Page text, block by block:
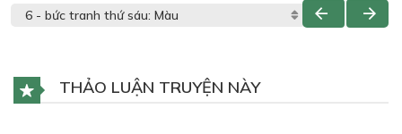
THẢO LUẬN TRUYỆN NÀY